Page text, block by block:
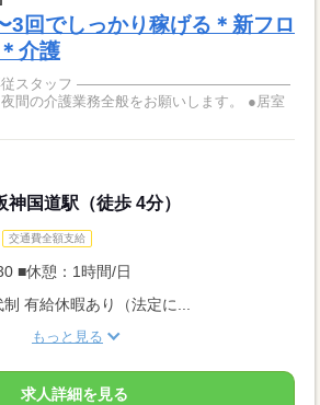
3回でしっかり稼げる＊新フロ
介護
勤専従スタッフ ―――――――――――――――
の介護業務全般をお願いします。 ●居室
国道駅（徒歩 4分）
交通費全額支給
■休憩：1時間/日
有給休暇あり（法定に...
もっと見る
求人詳細を見る